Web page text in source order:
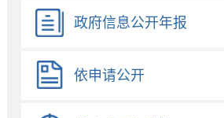
政府信息公开年报
依申请公开